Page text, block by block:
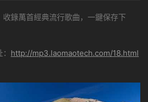
錄萬首經典流行歌曲，一鍵保存下
http://mp3.laomaotech.com/18.html